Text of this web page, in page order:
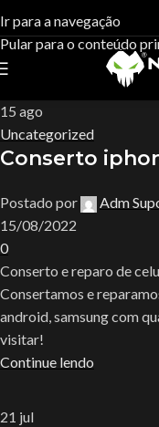
Ir para a navegação
Pular para o conteúdo
Tag
Casa Posts Tagged
15 ago
Uncategorized
Conserto
Postado por
Adm
15/08/2022
0
Conserto e reparo de
Consertamos e
android, samsung com
visitar!
Continue lendo
21 jul